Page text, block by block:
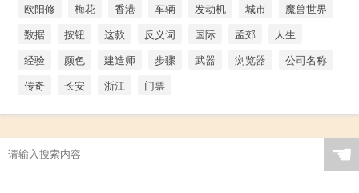
欧阳修
梅花 香港 车辆 发动机 城市
魔兽世界
数据
按钮 这款 反义词 国际 孟郊
人生
经验
颜色 建造师 步骤 武器 浏览器
公司名称
传奇
长安 浙江 门票
☚